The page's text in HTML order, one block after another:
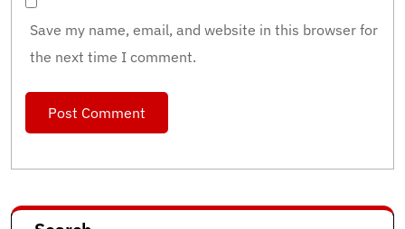
Save my name, email, and website in this browser for
the next time I comment.